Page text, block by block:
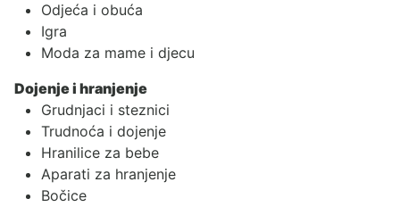
Odjeća i obuća
Igra
Moda za mame i djecu
Dojenje i hranjenje
Grudnjaci i steznici
Trudnoća i dojenje
Hranilice za bebe
Aparati za hranjenje
Bočice